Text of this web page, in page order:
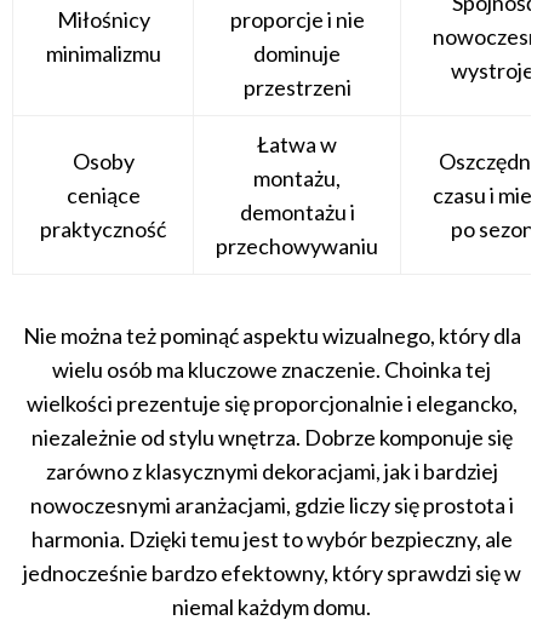
Miłośnicy
minimalizmu
proporcje i nie
dominuje
przestrzeni
Osoby
ceniące
praktyczność
Łatwa w
montażu,
demontażu i
przechowywaniu
czasu i
po
Nie można też pominąć aspektu wizualnego, który dla
wielu osób ma kluczowe znaczenie. Choinka tej
wielkości prezentuje się proporcjonalnie i elegancko,
niezależnie od stylu wnętrza. Dobrze komponuje się
zarówno z klasycznymi dekoracjami, jak i bardziej
nowoczesnymi aranżacjami, gdzie liczy się prostota i
harmonia. Dzięki temu jest to wybór bezpieczny, ale
jednocześnie bardzo efektowny, który sprawdzi się w
niemal każdym domu.